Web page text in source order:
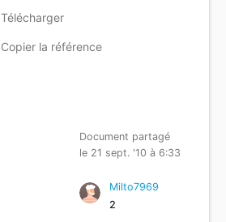
Télécharger
Copier la référence
Document partagé
le 21 sept. '10 à 6:33
Milto7969
2